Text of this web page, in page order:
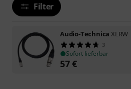
Filter
Audio-Technica XLRW
3
Sofort lieferbar
57€